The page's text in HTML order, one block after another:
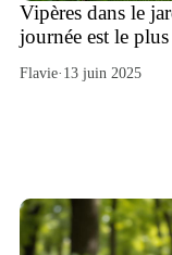
Vipères dans le
journée est le
Flavie· 13 juin 2025